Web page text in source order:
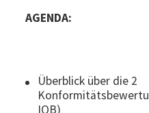
AGENDA:
Überblick über die 2
IQB)